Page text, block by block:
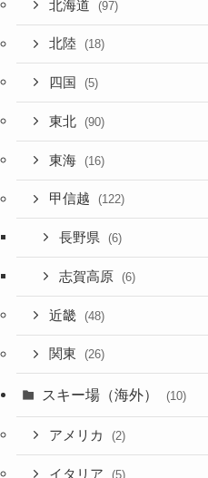
北海道 (97)
北陸 (18)
四国 (5)
東北 (90)
東海 (16)
甲信越 (122)
長野県 (6)
志賀高原 (6)
近畿 (48)
関東 (26)
スキー場（海外） (10)
アメリカ (2)
イタリア (5)